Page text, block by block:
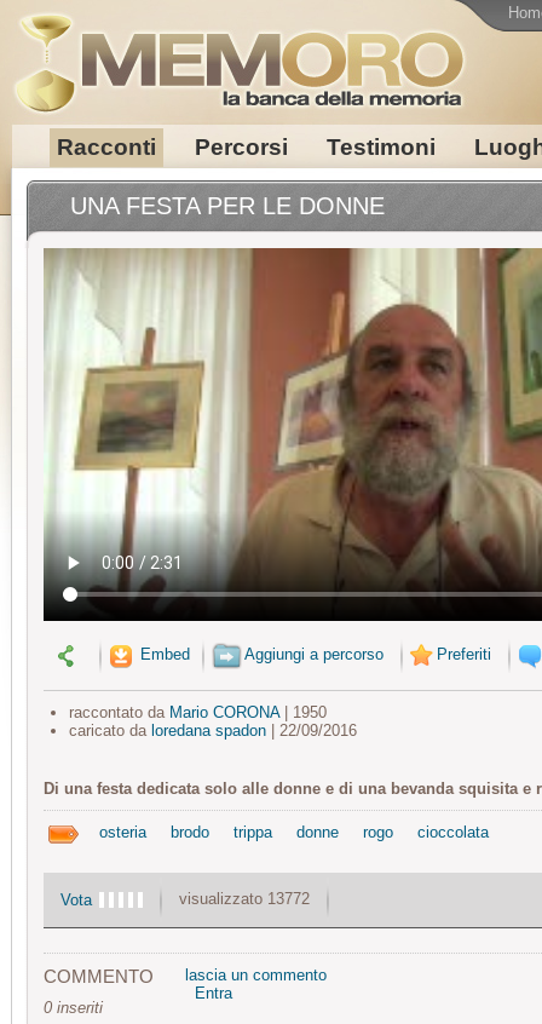
Racconti Percorsi Testimoni
UNA FESTA PER LE DONNE
Embed Aggiungi a percorso Preferiti
raccontato da Mario CORONA| 1950
caricato da loredana spadon| 22/09/2016
Di una festa dedicata solo alle donne e di una bevanda squisita e
osteria brodo trippa donne rogo cioccolata
Vota visualizzato 13772
COMMENTO
0 inseriti
lascia un commento
Entra